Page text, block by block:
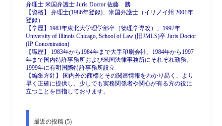
弁理士 米国弁護士 Juris Doctor 佐藤 勝
【資格】 弁理士(1986年登録)、米国弁護士（イリノイ州 2001年
登録）
【学歴】1983年東北大学理学部卒（物理学専攻）、1997年
University of Illinois Chicago, School of Law (旧JMLS)卒 Juris Doctor
(IP Concentration)
【職歴】 1983年から1984年まで大手印刷会社、1984年から1997
年まで国内特許事務所および米国法律事務所にそれぞれ勤務。
1999年に有明国際特許事務所設立
【編集方針】 国内外の商標とその関連情報をわかり易く、より
早く正確に提供し、少しでも実務関係者や関心が有る方の役に
立つことを目指しております。
最近の投稿 (5)